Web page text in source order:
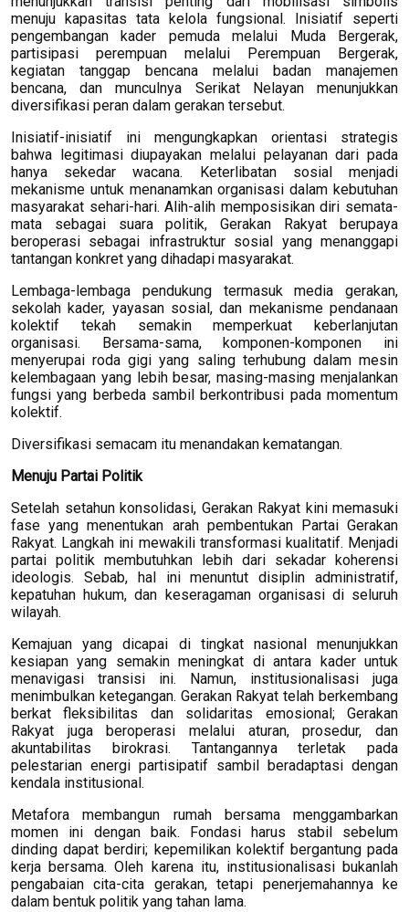
menuju kapasitas tata kelola fungsional. Inisiatif seperti
pengembangan kader pemuda melalui Muda Bergerak,
partisipasi perempuan melalui Perempuan Bergerak,
kegiatan tanggap bencana melalui badan manajemen
bencana, dan munculnya Serikat Nelayan menunjukkan
diversifikasi peran dalam gerakan tersebut.
Inisiatif-inisiatif ini mengungkapkan orientasi strategis
bahwa legitimasi diupayakan melalui pelayanan dari pada
hanya sekedar wacana. Keterlibatan sosial menjadi
mekanisme untuk menanamkan organisasi dalam kebutuhan
masyarakat sehari-hari. Alih-alih memposisikan diri semata-
mata sebagai suara politik, Gerakan Rakyat berupaya
beroperasi sebagai infrastruktur sosial yang menanggapi
tantangan konkret yang dihadapi masyarakat.
Lembaga-lembaga pendukung termasuk media gerakan,
sekolah kader, yayasan sosial, dan mekanisme pendanaan
kolektif tekah semakin memperkuat keberlanjutan
organisasi. Bersama-sama, komponen-komponen ini
menyerupai roda gigi yang saling terhubung dalam mesin
kelembagaan yang lebih besar, masing-masing menjalankan
fungsi yang berbeda sambil berkontribusi pada momentum
kolektif.
Diversifikasi semacam itu menandakan kematangan.
Menuju Partai Politik
Setelah setahun konsolidasi, Gerakan Rakyat kini memasuki
fase yang menentukan arah pembentukan Partai Gerakan
Rakyat. Langkah ini mewakili transformasi kualitatif. Menjadi
partai politik membutuhkan lebih dari sekadar koherensi
ideologis. Sebab, hal ini menuntut disiplin administratif,
kepatuhan hukum, dan keseragaman organisasi di seluruh
wilayah.
Kemajuan yang dicapai di tingkat nasional menunjukkan
kesiapan yang semakin meningkat di antara kader untuk
menavigasi transisi ini. Namun, institusionalisasi juga
menimbulkan ketegangan. Gerakan Rakyat telah berkembang
berkat fleksibilitas dan solidaritas emosional; Gerakan
Rakyat juga beroperasi melalui aturan, prosedur, dan
akuntabilitas birokrasi. Tantangannya terletak pada
pelestarian energi partisipatif sambil beradaptasi dengan
kendala institusional.
Metafora membangun rumah bersama menggambarkan
momen ini dengan baik. Fondasi harus stabil sebelum
dinding dapat berdiri; kepemilikan kolektif bergantung pada
kerja bersama. Oleh karena itu, institusionalisasi bukanlah
pengabaian cita-cita gerakan, tetapi penerjemahannya ke
dalam bentuk politik yang tahan lama.